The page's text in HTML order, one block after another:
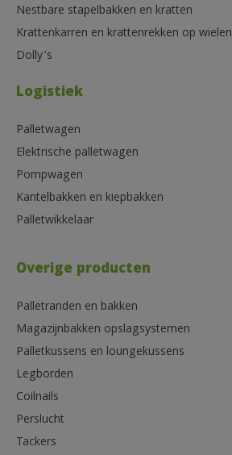
Nestbare stapelbakken en kratten
Krattenkarren en krattenrekken op wielen
Dolly’s
Logistiek
Palletwagen
Elektrische palletwagen
Pompwagen
Kantelbakken en kiepbakken
Palletwikkelaar
Overige producten
Palletranden en bakken
Magazijnbakken opslagsystemen
Palletkussens en loungekussens
Legborden
Coilnails
Perslucht
Tackers